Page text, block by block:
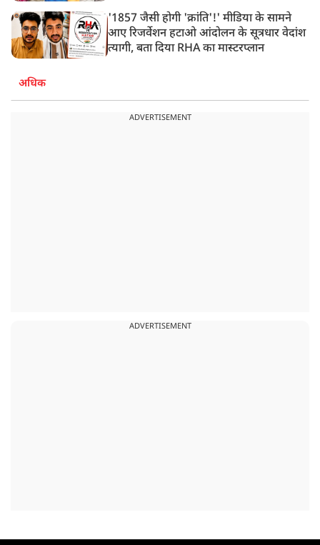
'1857 जैसी होगी 'क्रांति'!' मीडिया के सामने
आए रिजर्वेशन हटाओ आंदोलन के सूत्रधार वेदांश
त्यागी, बता दिया RHA का मास्टरप्लान
अधिक
ADVERTISEMENT
ADVERTISEMENT